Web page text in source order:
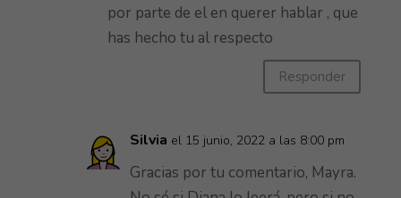
por parte de el en querer hablar , que
has hecho tu al respecto
Responder
Silvia el 15 junio, 2022 a las 8:00 pm
Gracias por tu comentario, Mayra.